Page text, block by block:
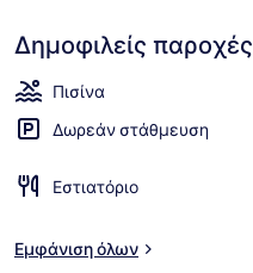
Δημοφιλείς παροχές
Πισίνα
Δωρεάν στάθμευση
Εστιατόριο
Εμφάνιση όλων